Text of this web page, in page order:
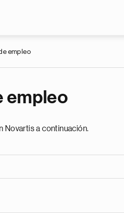
empleo
empleo
Novartis a continuación.